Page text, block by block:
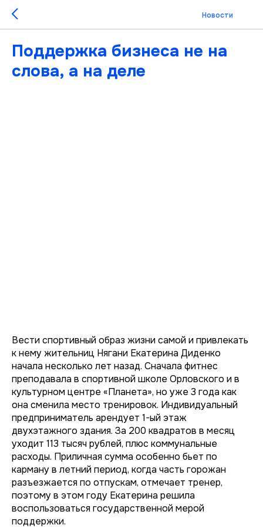
Новости
Поддержка бизнеса не на
слова, а на деле
Вести спортивный образ жизни самой и привлекать
к нему жительниц Нягани Екатерина Диденко
начала несколько лет назад. Сначала фитнес
преподавала в спортивной школе Орловского и в
культурном центре «Планета», но уже 3 года как
она сменила место тренировок. Индивидуальный
предприниматель арендует 1-ый этаж
двухэтажного здания. За 200 квадратов в месяц
уходит 113 тысяч рублей, плюс коммунальные
расходы. Приличная сумма особенно бьет по
карману в летний период, когда часть горожан
разъезжается по отпускам, отмечает тренер,
поэтому в этом году Екатерина решила
воспользоваться государственной мерой
поддержки.